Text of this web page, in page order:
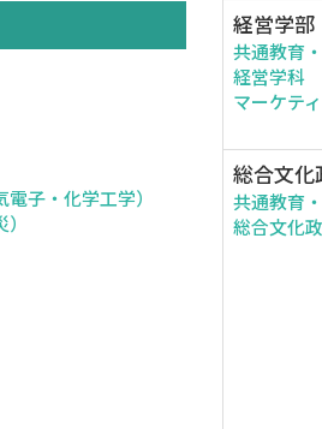
子・化学工学）
経営学部
共通教育
経営学科
マーケテ
総合文化
共通教育
総合文化